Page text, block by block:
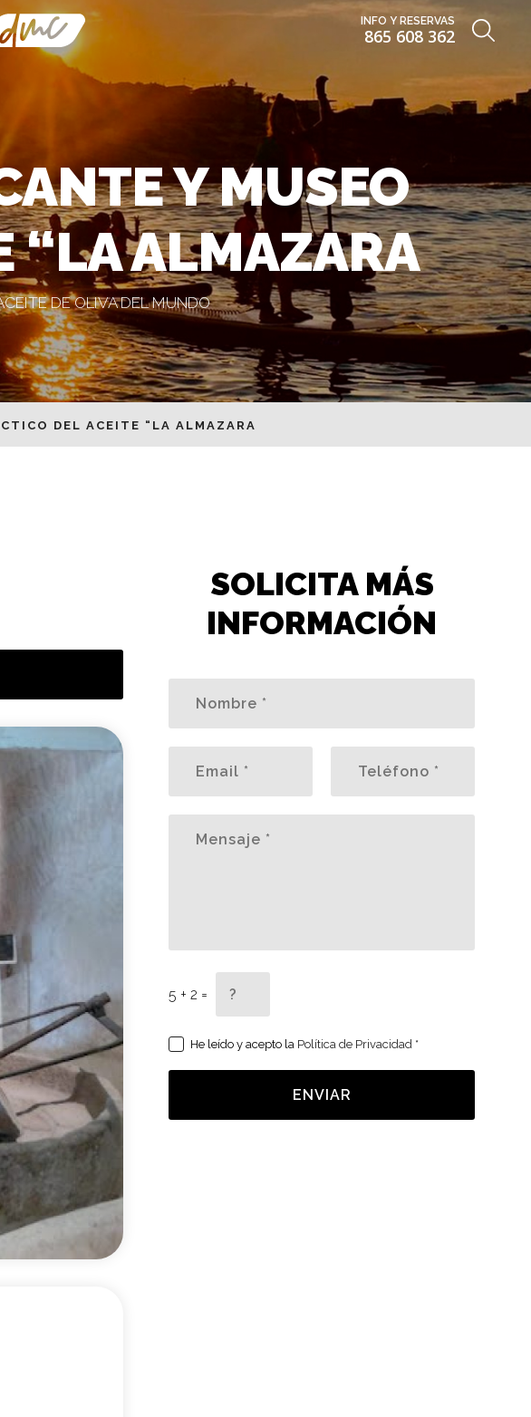
INFO Y RESERVAS
865 608 362
Y MUSEO
“LA ALMAZARA
DE OLIVA DEL MUNDO
DEL ACEITE “LA ALMAZARA
SOLICITA MÁS
INFORMACIÓN
5 + 2 =
He leído y acepto la Política de Privacidad *
ENVIAR